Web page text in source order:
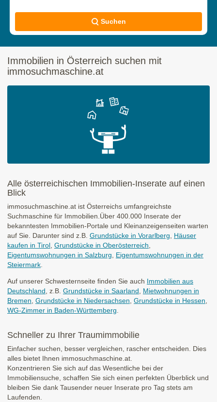
Suchen
Immobilien in Österreich suchen mit
immosuchmaschine.at
Alle österreichischen Immobilien-Inserate auf einen
Blick
immosuchmaschine.at ist Österreichs umfangreichste
Suchmaschine für Immobilien.Über 400.000 Inserate der
bekanntesten Immobilien-Portale und Kleinanzeigenseiten warten
auf Sie. Darunter sind z.B. Grundstücke in Vorarlberg, Häuser
kaufen in Tirol, Grundstücke in Oberösterreich,
Eigentumswohnungen in Salzburg, Eigentumswohnungen in der
Steiermark.
Auf unserer Schwesternseite finden Sie auch Immobilien aus
Deutschland, z.B. Grundstücke in Saarland, Mietwohnungen in
Bremen, Grundstücke in Niedersachsen, Grundstücke in Hessen,
WG-Zimmer in Baden-Württemberg.
Schneller zu Ihrer Traumimmobilie
Einfacher suchen, besser vergleichen, rascher entscheiden. Dies
alles bietet Ihnen immosuchmaschine.at.
Konzentrieren Sie sich auf das Wesentliche bei der
Immobiliensuche, schaffen Sie sich einen perfekten Überblick und
bleiben Sie dank Tausender neuer Inserate pro Tag stets am
Laufenden.